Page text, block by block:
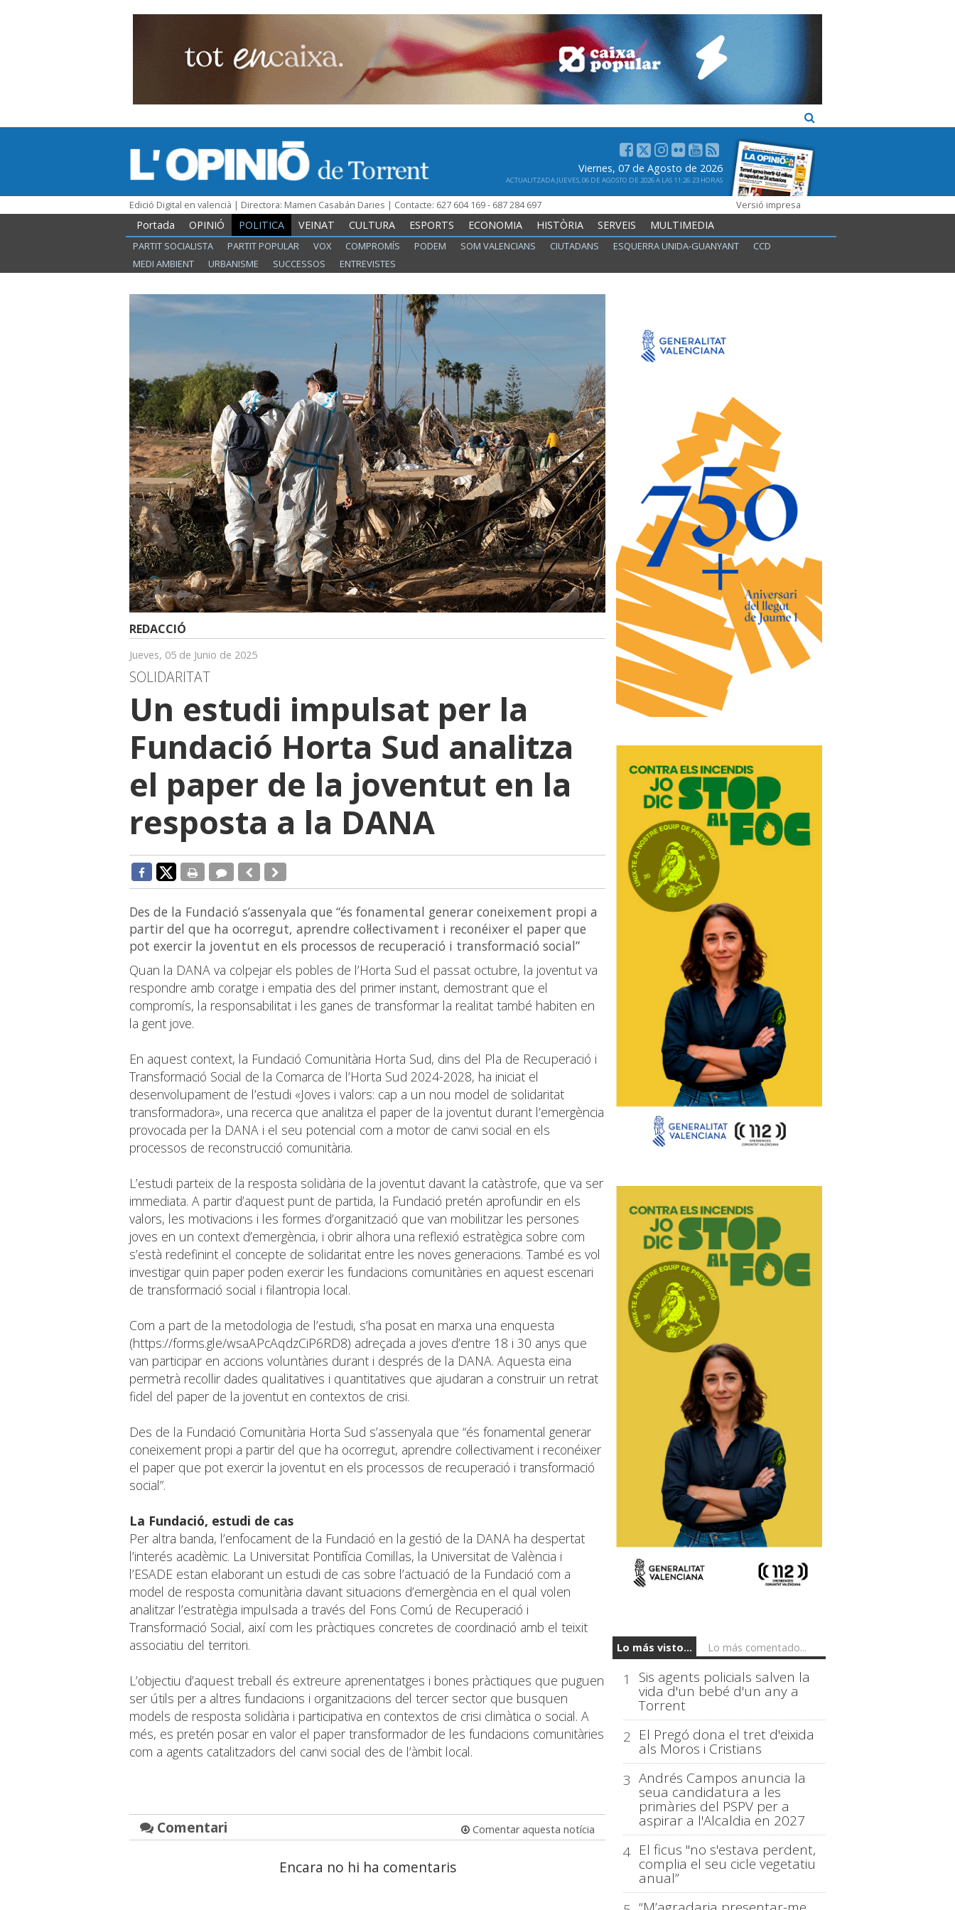
Viernes, 07 de Agosto de 2026
ACTUALITZADA JUEVES, 06 DE AGOSTO DE 2026 A LAS 11:26:23 HORAS
Edició Digital en valencià | Directora: Mamen Casabán Daries | Contacte: 627 604 169 - 687 284 697 Versió impresa
Portada OPINIÓ POLITICA VEINAT CULTURA ESPORTS ECONOMIA HISTÒRIA SERVEIS MULTIMEDIA
PARTIT SOCIALISTA PARTIT POPULAR VOX COMPROMÍS PODEM SOM VALENCIANS CIUTADANS ESQUERRA UNIDA-GUANYANT
CCD
MEDI AMBIENT
URBANISME SUCCESSOS ENTREVISTES
REDACCIÓ
Jueves, 05 de Junio de 2025
SOLIDARITAT
Un estudi impulsat per la
Fundació Horta Sud analitza
el paper de la joventut en la
resposta a la DANA
Des de la Fundació s’assenyala que “és fonamental generar coneixement propi a
partir del que ha ocorregut, aprendre col·lectivament i reconéixer el paper que
pot exercir la joventut en els processos de recuperació i transformació social”
Quan la DANA va colpejar els pobles de l’Horta Sud el passat octubre, la joventut va
respondre amb coratge i empatia des del primer instant, demostrant que el
compromís, la responsabilitat i les ganes de transformar la realitat també habiten en
la gent jove.
En aquest context, la Fundació Comunitària Horta Sud, dins del Pla de Recuperació i
Transformació Social de la Comarca de l’Horta Sud 2024-2028, ha iniciat el
desenvolupament de l’estudi «Joves i valors: cap a un nou model de solidaritat
transformadora», una recerca que analitza el paper de la joventut durant l’emergència
provocada per la DANA i el seu potencial com a motor de canvi social en els
processos de reconstrucció comunitària.
L’estudi parteix de la resposta solidària de la joventut davant la catàstrofe, que va ser
immediata. A partir d’aquest punt de partida, la Fundació pretén aprofundir en els
valors, les motivacions i les formes d’organització que van mobilitzar les persones
joves en un context d’emergència, i obrir alhora una reflexió estratègica sobre com
s’està redefinint el concepte de solidaritat entre les noves generacions. També es vol
investigar quin paper poden exercir les fundacions comunitàries en aquest escenari
de transformació social i filantropia local.
Com a part de la metodologia de l’estudi, s’ha posat en marxa una enquesta
(https://forms.gle/wsaAPcAqdzCiP6RD8) adreçada a joves d’entre 18 i 30 anys que
van participar en accions voluntàries durant i després de la DANA. Aquesta eina
permetrà recollir dades qualitatives i quantitatives que ajudaran a construir un retrat
fidel del paper de la joventut en contextos de crisi.
Des de la Fundació Comunitària Horta Sud s’assenyala que “és fonamental generar
coneixement propi a partir del que ha ocorregut, aprendre col·lectivament i reconéixer
el paper que pot exercir la joventut en els processos de recuperació i transformació
social”.
La Fundació, estudi de cas
Per altra banda, l’enfocament de la Fundació en la gestió de la DANA ha despertat
l’interés acadèmic. La Universitat Pontifícia Comillas, la Universitat de València i
l’ESADE estan elaborant un estudi de cas sobre l’actuació de la Fundació com a
model de resposta comunitària davant situacions d’emergència en el qual volen
analitzar l’estratègia impulsada a través del Fons Comú de Recuperació i
Transformació Social, així com les pràctiques concretes de coordinació amb el teixit
associatiu del territori.
L’objectiu d’aquest treball és extreure aprenentatges i bones pràctiques que puguen
ser útils per a altres fundacions i organitzacions del tercer sector que busquen
models de resposta solidària i participativa en contextos de crisi climàtica o social. A
més, es pretén posar en valor el paper transformador de les fundacions comunitàries
com a agents catalitzadors del canvi social des de l’àmbit local.
Comentari Comentar aquesta notícia
Encara no hi ha comentaris
Lo más visto... Lo más comentado...
1 Sis agents policials salven la
vida d'un bebé d'un any a
Torrent
2 El Pregó dona el tret d'eixida
als Moros i Cristians
3 Andrés Campos anuncia la
seua candidatura a les
primàries del PSPV per a
aspirar a l'Alcaldia en 2027
4 El ficus "no s'estava perdent,
complia el seu cicle vegetatiu
anual”